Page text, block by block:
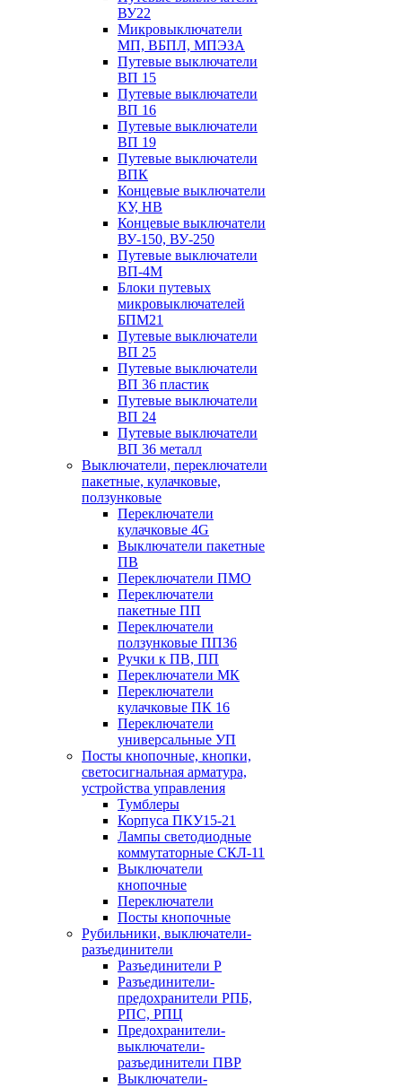
ВУ22
Микровыключатели
МП, ВБПЛ, МПЭЗА
Путевые выключатели
ВП 15
Путевые выключатели
ВП 16
Путевые выключатели
ВП 19
Путевые выключатели
ВПК
Концевые выключатели
КУ, НВ
Концевые выключатели
ВУ-150, ВУ-250
Путевые выключатели
ВП-4М
Блоки путевых
микровыключателей
БПМ21
Путевые выключатели
ВП 25
Путевые выключатели
ВП 36 пластик
Путевые выключатели
ВП 24
Путевые выключатели
ВП 36 металл
Выключатели, переключатели
пакетные, кулачковые,
ползунковые
Переключатели
кулачковые 4G
Выключатели пакетные
ПВ
Переключатели ПМО
Переключатели
пакетные ПП
Переключатели
ползунковые ПП36
Ручки к ПВ, ПП
Переключатели МК
Переключатели
кулачковые ПК 16
Переключатели
универсальные УП
Посты кнопочные, кнопки,
светосигнальная арматура,
устройства управления
Тумблеры
Корпуса ПКУ15-21
Лампы светодиодные
коммутаторные СКЛ-11
Выключатели
кнопочные
Переключатели
Посты кнопочные
Рубильники, выключатели-
разъединители
Разъединители Р
Разъединители-
предохранители РПБ,
РПС, РПЦ
Предохранители-
выключатели-
разъединители ПВР
Выключатели-